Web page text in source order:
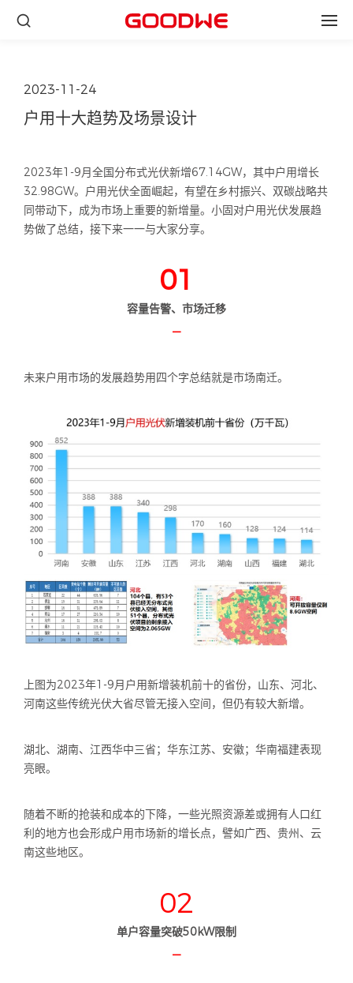
2023-11-24
户用十大趋势及场景设计
2023年1-9月全国分布式光伏新增67.14GW，其中户用增长
32.98GW。户用光伏全面崛起，有望在乡村振兴、双碳战略共
同带动下，成为市场上重要的新增量。小固对户用光伏发展趋
势做了总结，接下来一一与大家分享。
01
容量告警、市场迁移
—
未来户用市场的发展趋势用四个字总结就是市场南迁。
上图为2023年1-9月户用新增装机前十的省份，山东、河北、
河南这些传统光伏大省尽管无接入空间，但仍有较大新增。
湖北、湖南、江西华中三省；华东江苏、安徽；华南福建表现
亮眼。
随着不断的抢装和成本的下降，一些光照资源差或拥有人口红
利的地方也会形成户用市场新的增长点，譬如广西、贵州、云
南这些地区。
02
单户容量突破50kW限制
—